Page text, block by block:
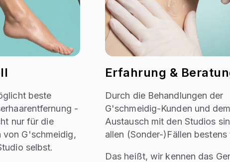
beste
-
nur für die
von G'schmeidig,
selbst.
Erfahrung &
Durch die Behandlungen der
G'schmeidig-Kunden und
Austausch mit den Studios
allen (Sonder-)Fällen bestens
Das heißt, wir kennen das